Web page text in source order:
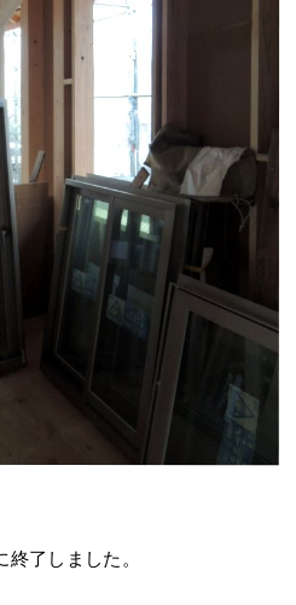
了しました。